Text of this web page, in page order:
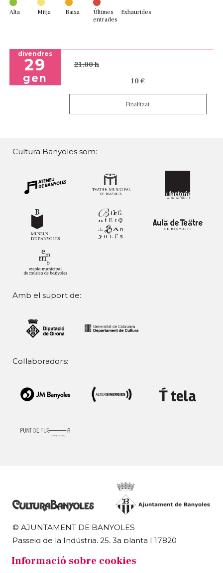
Alta Mitja Baixa
Últimes
entrades
Exhaurides
divendres
29
gen
21:00 h
10 €
Finalitzat
Cultura Banyoles som:
Amb el suport de:
Col·laboradors:
© AJUNTAMENT DE BANYOLES
Passeig de la Indústria, 25, 3a planta | 17820
972 58 18 48 | 972 57 00 50
Informació sobre cookies